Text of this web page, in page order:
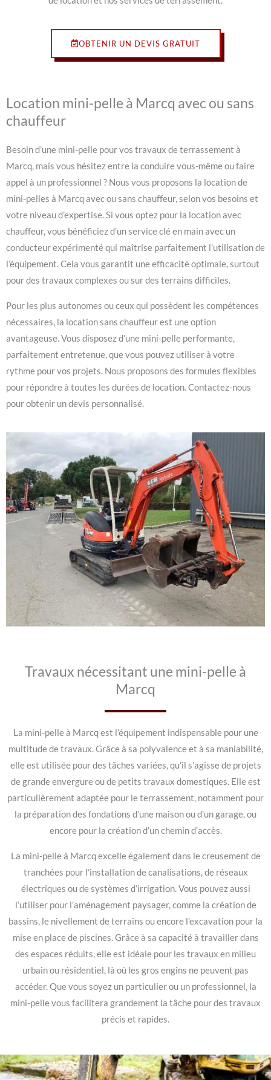
OBTENIR UN DEVIS GRATUIT
Location mini-pelle à Marcq avec ou sans
chauffeur
Besoin d’une mini-pelle pour vos travaux de terrassement à
Marcq, mais vous hésitez entre la conduire vous-même ou faire
appel à un professionnel ? Nous vous proposons la location de
mini-pelles à Marcq avec ou sans chauffeur, selon vos besoins et
votre niveau d’expertise. Si vous optez pour la location avec
chauffeur, vous bénéficiez d’un service clé en main avec un
conducteur expérimenté qui maîtrise parfaitement l’utilisation de
l’équipement. Cela vous garantit une efficacité optimale, surtout
pour des travaux complexes ou sur des terrains difficiles.
Pour les plus autonomes ou ceux qui possèdent les compétences
nécessaires, la location sans chauffeur est une option
avantageuse. Vous disposez d’une mini-pelle performante,
parfaitement entretenue, que vous pouvez utiliser à votre
rythme pour vos projets. Nous proposons des formules flexibles
pour répondre à toutes les durées de location. Contactez-nous
pour obtenir un devis personnalisé.
Travaux nécessitant une mini-pelle à
Marcq
La mini-pelle à Marcq est l’équipement indispensable pour une
multitude de travaux. Grâce à sa polyvalence et à sa maniabilité,
elle est utilisée pour des tâches variées, qu’il s’agisse de projets
de grande envergure ou de petits travaux domestiques. Elle est
particulièrement adaptée pour le terrassement, notamment pour
la préparation des fondations d’une maison ou d’un garage, ou
encore pour la création d’un chemin d’accès.
La mini-pelle à Marcq excelle également dans le creusement de
tranchées pour l’installation de canalisations, de réseaux
électriques ou de systèmes d’irrigation. Vous pouvez aussi
l’utiliser pour l’aménagement paysager, comme la création de
bassins, le nivellement de terrains ou encore l’excavation pour la
mise en place de piscines. Grâce à sa capacité à travailler dans
des espaces réduits, elle est idéale pour les travaux en milieu
urbain ou résidentiel, là où les gros engins ne peuvent pas
accéder. Que vous soyez un particulier ou un professionnel, la
mini-pelle vous facilitera grandement la tâche pour des travaux
précis et rapides.